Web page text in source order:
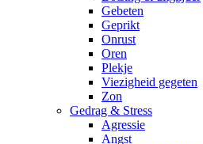
Gebeten
Geprikt
Onrust
Oren
Plekje
Viezigheid gegeten
Zon
Gedrag & Stress
Agressie
Angst